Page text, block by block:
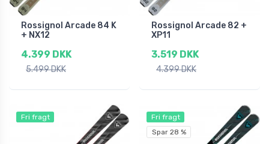
Rossignol Arcade 84 K
+ NX12
4.399 DKK
5.499 DKK
Rossignol Arcade 82 +
XP11
3.519 DKK
4.399 DKK
Fri fragt
Fri fragt
Spar 28 %